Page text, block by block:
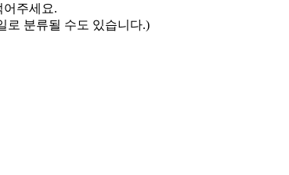
어주세요.
로 분류될 수도 있습니다.)